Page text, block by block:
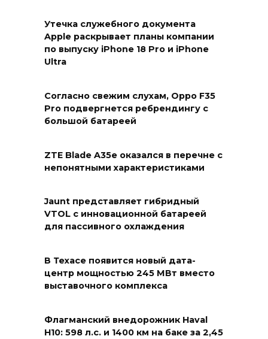
Утечка служебного документа
Apple раскрывает планы компании
по выпуску iPhone 18 Pro и iPhone
Ultra
Согласно свежим слухам, Oppo F35
Pro подвергнется ребрендингу с
большой батареей
ZTE Blade A35e оказался в перечне с
непонятными характеристиками
Jaunt представляет гибридный
VTOL с инновационной батареей
для пассивного охлаждения
В Техасе появится новый дата-
центр мощностью 245 МВт вместо
выставочного комплекса
Флагманский внедорожник Haval
H10: 598 л.с. и 1400 км на баке за 2,45